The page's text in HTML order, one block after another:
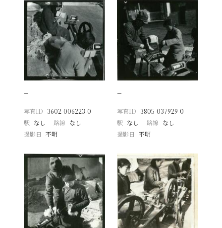
−
写真ID 3602-006223-0
駅 なし 路線 なし
撮影日
不明
−
写真ID 3805-037929-0
駅 なし 路線 なし
撮影日 不明